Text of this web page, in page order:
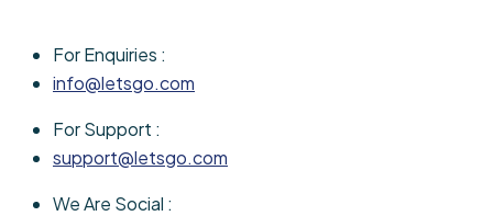
For Enquiries :
info@letsgo.com
For Support :
support@letsgo.com
We Are Social :